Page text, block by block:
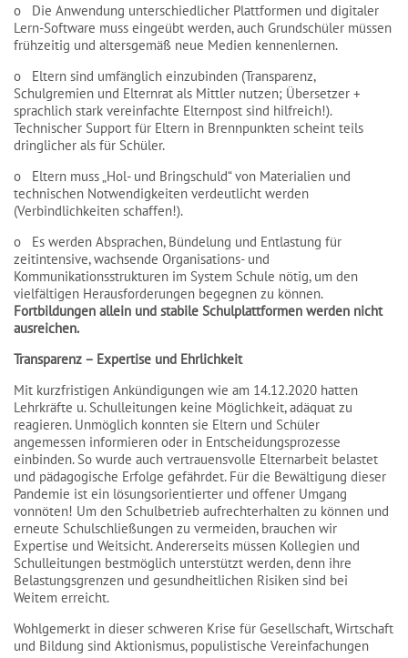
o Die Anwendung unterschiedlicher Plattformen und digitaler
Lern-Software muss eingeübt werden, auch Grundschüler müssen
frühzeitig und altersgemäß neue Medien kennenlernen.
o Eltern sind umfänglich einzubinden (Transparenz,
Schulgremien und Elternrat als Mittler nutzen; Übersetzer +
sprachlich stark vereinfachte Elternpost sind hilfreich!).
Technischer Support für Eltern in Brennpunkten scheint teils
dringlicher als für Schüler.
o Eltern muss „Hol- und Bringschuld“ von Materialien und
technischen Notwendigkeiten verdeutlicht werden
(Verbindlichkeiten schaffen!).
o Es werden Absprachen, Bündelung und Entlastung für
zeitintensive, wachsende Organisations- und
Kommunikationsstrukturen im System Schule nötig, um den
vielfältigen Herausforderungen begegnen zu können.
Fortbildungen allein und stabile Schulplattformen werden nicht
ausreichen.
Transparenz – Expertise und Ehrlichkeit
Mit kurzfristigen Ankündigungen wie am 14.12.2020 hatten
Lehrkräfte u. Schulleitungen keine Möglichkeit, adäquat zu
reagieren. Unmöglich konnten sie Eltern und Schüler
angemessen informieren oder in Entscheidungsprozesse
einbinden. So wurde auch vertrauensvolle Elternarbeit belastet
und pädagogische Erfolge gefährdet. Für die Bewältigung dieser
Pandemie ist ein lösungsorientierter und offener Umgang
vonnöten! Um den Schulbetrieb aufrechterhalten zu können und
erneute Schulschließungen zu vermeiden, brauchen wir
Expertise und Weitsicht. Andererseits müssen Kollegien und
Schulleitungen bestmöglich unterstützt werden, denn ihre
Belastungsgrenzen und gesundheitlichen Risiken sind bei
Weitem erreicht.
Wohlgemerkt in dieser schweren Krise für Gesellschaft, Wirtschaft
und Bildung sind Aktionismus, populistische Vereinfachungen